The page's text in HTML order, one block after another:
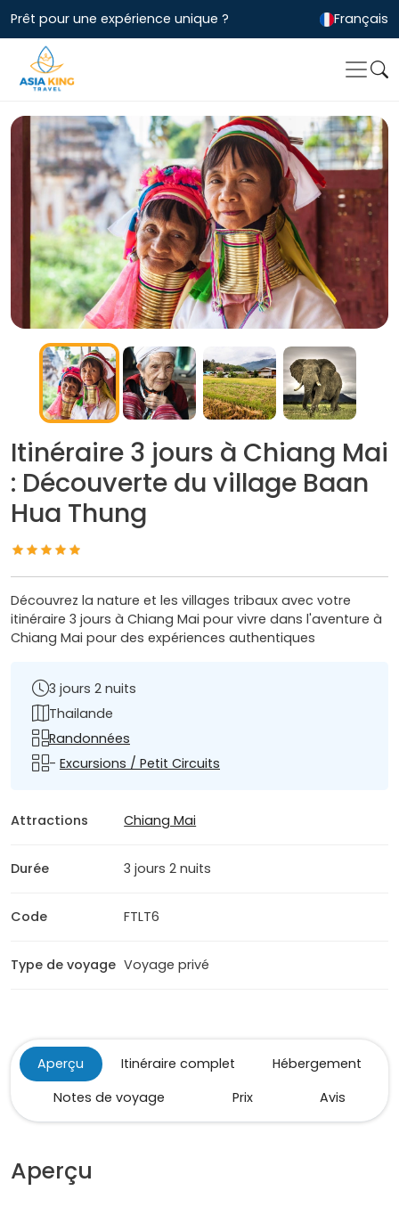
Prêt pour une expérience unique ? Français
Itinéraire 3 jours à Chiang Mai
: Découverte du village Baan
Hua Thung
Découvrez la nature et les villages tribaux avec votre
itinéraire 3 jours à Chiang Mai pour vivre dans l'aventure à
Chiang Mai pour des expériences authentiques
3 jours 2 nuits
Thailande
Randonnées
- Excursions / Petit Circuits
Attractions Chiang Mai
Durée 3 jours 2 nuits
Code FTLT6
Type de voyage Voyage privé
Aperçu Itinéraire complet
Hébergement
Notes de voyage
Prix Avis
Aperçu